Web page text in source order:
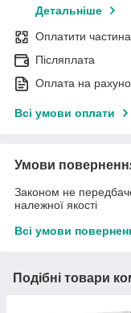
Детальніше
Оплатити
Післяплата
Оплата на
Всі умови оплати
Умови
Законом не
належної якості
Всі умови
Подібні товари